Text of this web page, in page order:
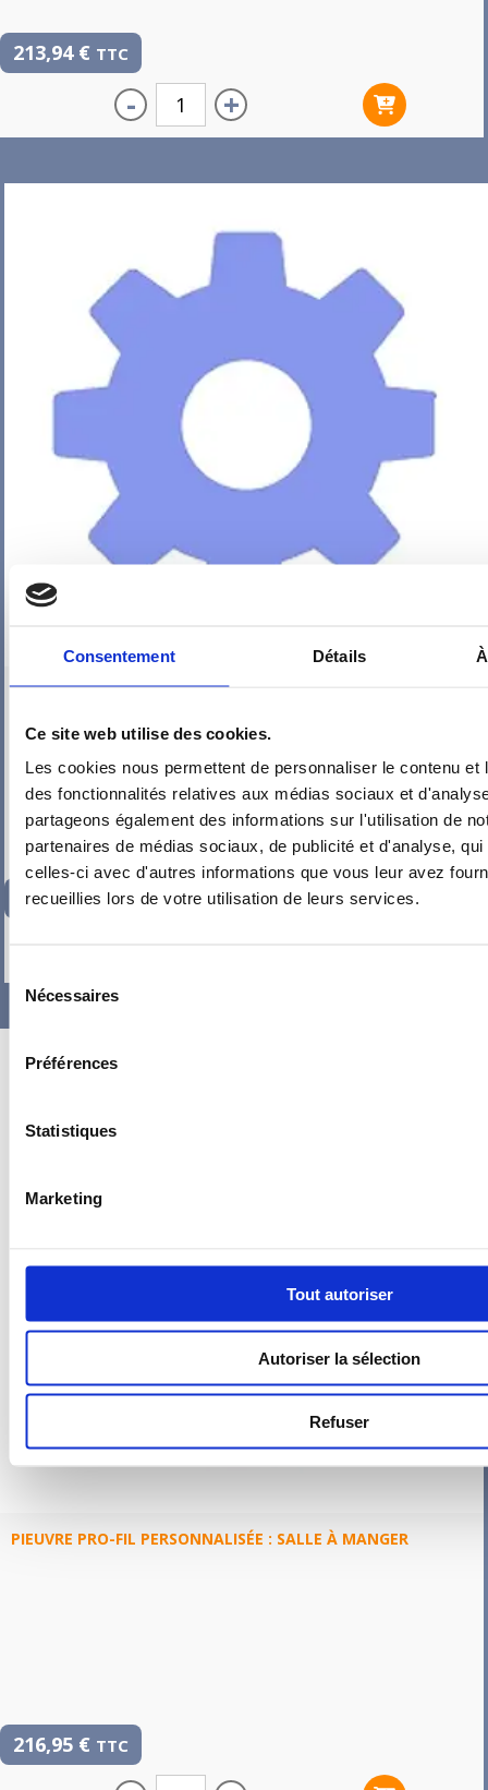
Consentement Détails
Ce site web utilise des cookies.
Les cookies nous permettent de personnaliser le contenu et
des fonctionnalités relatives aux médias sociaux et
partageons également des informations sur l'utilisation de
partenaires de médias sociaux, de publicité et d'analyse,
celles-ci avec d'autres informations que vous leur avez
recueillies lors de votre utilisation de leurs services.
consentement
Nécessaires
Préférences
Statistiques
Marketing
Tout autoriser
Autoriser la sélection
Refuser
213,94 € TTC
- +
PIEUVRE PRO-FIL PERSONNALISÉE : ENTRÉE
97,96€ TTC
PIEUVRE PRO-FIL PERSONNALISÉE : SALLE À MANGER
216,95 € TTC